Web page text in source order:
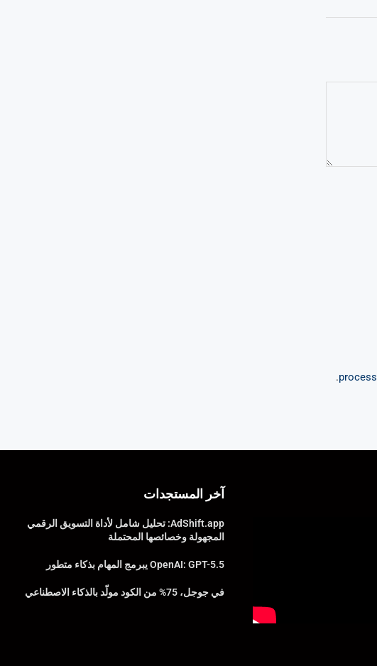
.
آخر المستجدات
AdShift.app: تحليل شامل لأداة التسويق الرقمي
المجهولة وخصائصها المحتملة
OpenAI: GPT-5.5 يبرمج المهام بذكاء متطور
في جوجل، 75% من الكود مولّد بالذكاء الاصطناعي